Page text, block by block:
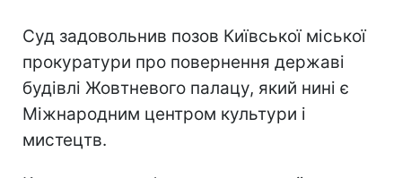
Суд задовольнив позов Київської міської
прокуратури про повернення державі
будівлі Жовтневого палацу, який нині є
Міжнародним центром культури і
мистецтв.